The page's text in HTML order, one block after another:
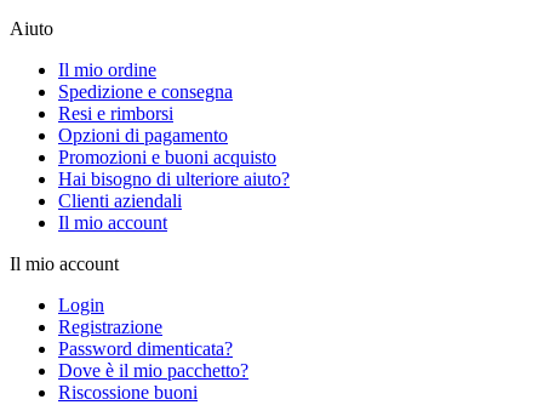
Aiuto
Il mio ordine
Spedizione e consegna
Resi e rimborsi
Opzioni di pagamento
Promozioni e buoni acquisto
Hai bisogno di ulteriore aiuto?
Clienti aziendali
Il mio account
Il mio account
Login
Registrazione
Password dimenticata?
Dove è il mio pacchetto?
Riscossione buoni